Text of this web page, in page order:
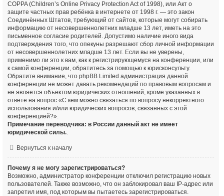
COPPA (Children’s Online Privacy Protection Act of 1998), или Акт о
защите частных прав ребёнка в интернете от 1998 г. — это закон
Соединённых Штатов, требующий от сайтов, которые могут собирать
информацию от несовершеннолетних младше 13 лет, иметь на это
письменное согласие родителей. Допустимо наличие иного вида
подтверждения того, что опекуны разрешают сбор личной информации
от несовершеннолетних младше 13 лет. Если вы не уверены,
применимо ли это к вам, как к регистрирующемуся на конференции, или
к самой конференции, обратитесь за помощью к юрисконсульту.
Обратите внимание, что phpBB Limited администрация данной
конференции не может давать рекомендаций по правовым вопросам и
не является объектом юридических отношений, кроме указанных в
ответе на вопрос «С кем можно связаться по вопросу некорректного
использования и/или юридических вопросов, связанных с этой
конференцией?».
Примечание переводчика: в России данный акт не имеет
юридической силы..
Вернуться к началу
Почему я не могу зарегистрироваться?
Возможно, администратор конференции отключил регистрацию новых
пользователей. Также возможно, что он заблокировал ваш IP-адрес или
запретил имя, под которым вы пытаетесь зарегистрироваться.